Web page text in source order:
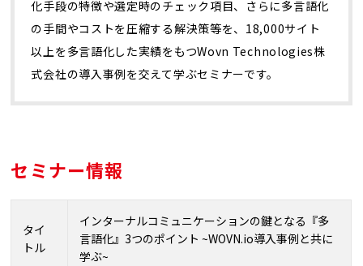
化手段の特徴や選定時のチェック項目、さらに多言語化
の手間やコストを圧縮する解決策等を、18,000サイト
以上を多言語化した実績をもつWovn Technologies株
式会社の導入事例を交えて学ぶセミナーです。
セミナー情報
タイ
トル
インターナルコミュニケーションの鍵となる『多
言語化』3つのポイント ~WOVN.io導入事例と共に
学ぶ~